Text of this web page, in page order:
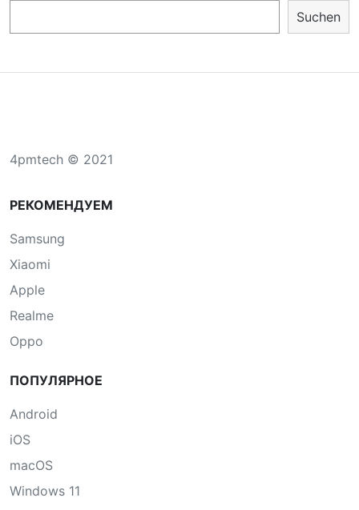
Suchen
4pmtech © 2021
РЕКОМЕНДУЕМ
Samsung
Xiaomi
Apple
Realme
Oppo
ПОПУЛЯРНОЕ
Android
iOS
macOS
Windows 11